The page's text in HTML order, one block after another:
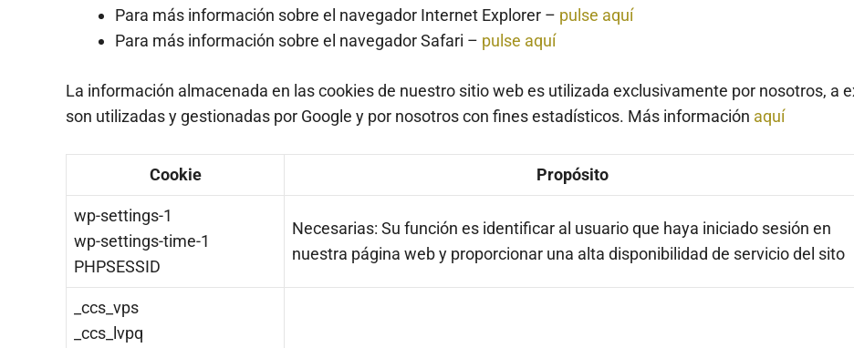
Para más información sobre el navegador Internet Explorer – pulse aquí
Para más información sobre el navegador Safari – pulse aquí
La información almacenada en las cookies de nuestro sitio web es utilizada exclusivamente por nosotros, a
son utilizadas y gestionadas por Google y por nosotros con fines estadísticos. Más información aquí
Cookie Propósito
wp-settings-1
wp-settings-time-1
PHPSESSID
Necesarias: Su función es identificar al usuario que haya iniciado sesión en
nuestra página web y proporcionar una alta disponibilidad de servicio del sito
_ccs_vps
_ccs_lvpq